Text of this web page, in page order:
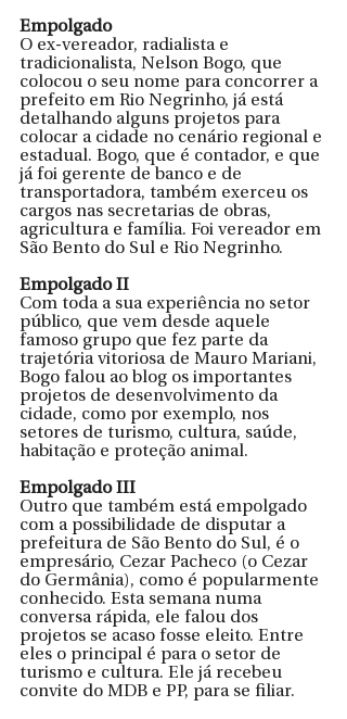
Empolgado
O ex-vereador, radialista e
tradicionalista, Nelson Bogo, que
colocou o seu nome para concorrer a
prefeito em Rio Negrinho, já está
detalhando alguns projetos para
colocar a cidade no cenário regional e
estadual. Bogo, que é contador, e que
já foi gerente de banco e de
transportadora, também exerceu os
cargos nas secretarias de obras,
agricultura e família. Foi vereador em
São Bento do Sul e Rio Negrinho.
Empolgado II
Com toda a sua experiência no setor
público, que vem desde aquele
famoso grupo que fez parte da
trajetória vitoriosa de Mauro Mariani,
Bogo falou ao blog os importantes
projetos de desenvolvimento da
cidade, como por exemplo, nos
setores de turismo, cultura, saúde,
habitação e proteção animal.
Empolgado III
Outro que também está empolgado
com a possibilidade de disputar a
prefeitura de São Bento do Sul, é o
empresário, Cezar Pacheco (o Cezar
do Germânia), como é popularmente
conhecido. Esta semana numa
conversa rápida, ele falou dos
projetos se acaso fosse eleito. Entre
eles o principal é para o setor de
turismo e cultura. Ele já recebeu
convite do MDB e PP, para se filiar.